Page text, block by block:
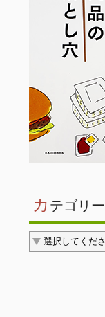
カ テゴリー